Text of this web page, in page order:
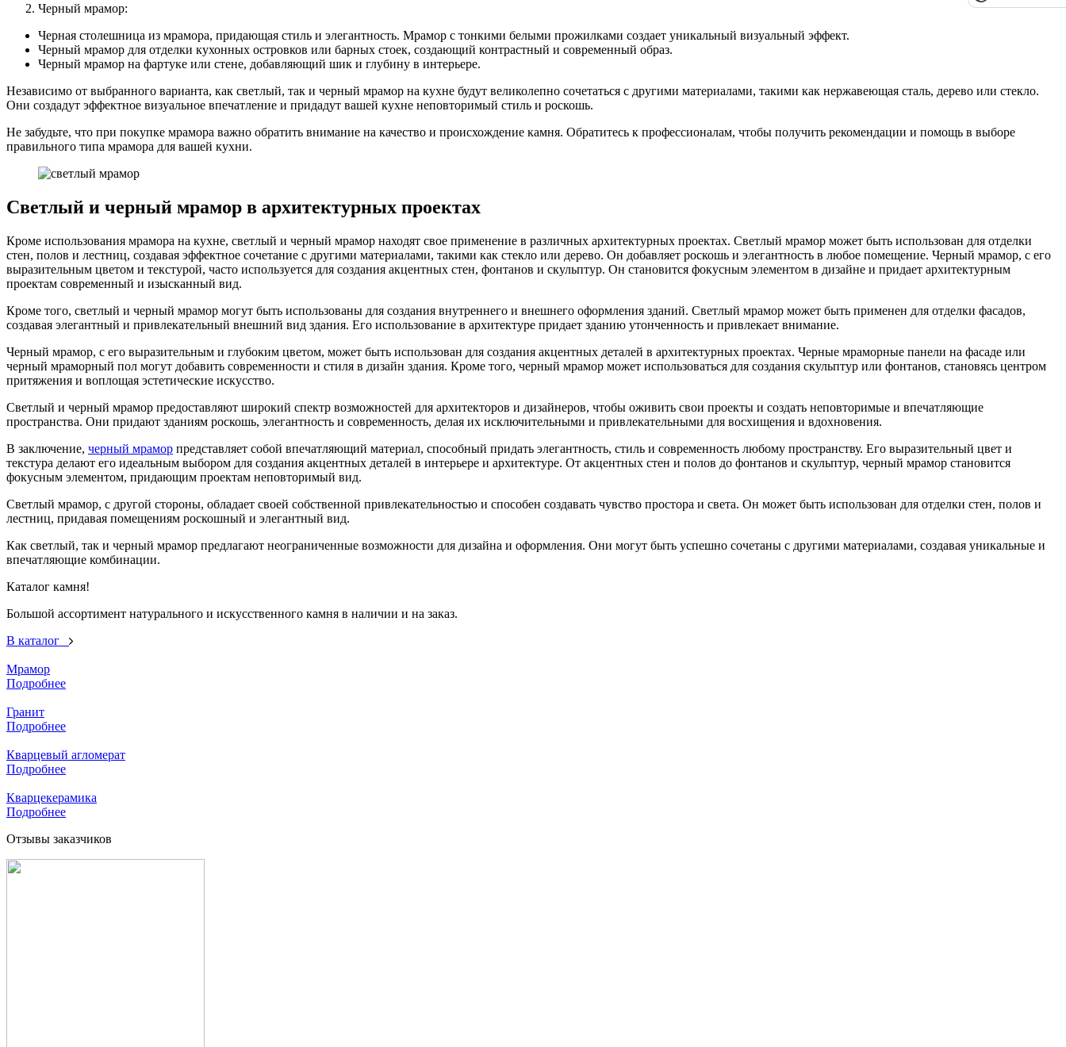
Черный мрамор:
Черная столешница из мрамора, придающая стиль и элегантность. Мрамор с тонкими белыми прожилками создает уникальный визуальный эффект.
Черный мрамор для отделки кухонных островков или барных стоек, создающий контрастный и современный образ.
Черный мрамор на фартуке или стене, добавляющий шик и глубину в интерьере.
Независимо от выбранного варианта, как светлый, так и черный мрамор на кухне будут великолепно сочетаться с другими материалами, такими как нержавеющая сталь, дерево или стекло.
Они создадут эффектное визуальное впечатление и придадут вашей кухне неповторимый стиль и роскошь.
Не забудьте, что при покупке мрамора важно обратить внимание на качество и происхождение камня. Обратитесь к профессионалам, чтобы получить рекомендации и помощь в выборе
правильного типа мрамора для вашей кухни.
Светлый и черный мрамор в архитектурных проектах
Кроме использования мрамора на кухне, светлый и черный мрамор находят свое применение в различных архитектурных проектах. Светлый мрамор может быть использован для отделки
стен, полов и лестниц, создавая эффектное сочетание с другими материалами, такими как стекло или дерево. Он добавляет роскошь и элегантность в любое помещение. Черный мрамор, с его
выразительным цветом и текстурой, часто используется для создания акцентных стен, фонтанов и скульптур. Он становится фокусным элементом в дизайне и придает архитектурным
проектам современный и изысканный вид.
Кроме того, светлый и черный мрамор могут быть использованы для создания внутреннего и внешнего оформления зданий. Светлый мрамор может быть применен для отделки фасадов,
создавая элегантный и привлекательный внешний вид здания. Его использование в архитектуре придает зданию утонченность и привлекает внимание.
Черный мрамор, с его выразительным и глубоким цветом, может быть использован для создания акцентных деталей в архитектурных проектах. Черные мраморные панели на фасаде или
черный мраморный пол могут добавить современности и стиля в дизайн здания. Кроме того, черный мрамор может использоваться для создания скульптур или фонтанов, становясь центром
притяжения и воплощая эстетические искусство.
Светлый и черный мрамор предоставляют широкий спектр возможностей для архитекторов и дизайнеров, чтобы оживить свои проекты и создать неповторимые и впечатляющие
пространства. Они придают зданиям роскошь, элегантность и современность, делая их исключительными и привлекательными для восхищения и вдохновения.
В заключение, черный мрамор представляет собой впечатляющий материал, способный придать элегантность, стиль и современность любому пространству. Его выразительный цвет и
текстура делают его идеальным выбором для создания акцентных деталей в интерьере и архитектуре. От акцентных стен и полов до фонтанов и скульптур, черный мрамор становится
фокусным элементом, придающим проектам неповторимый вид.
Светлый мрамор, с другой стороны, обладает своей собственной привлекательностью и способен создавать чувство простора и света. Он может быть использован для отделки стен, полов и
лестниц, придавая помещениям роскошный и элегантный вид.
Как светлый, так и черный мрамор предлагают неограниченные возможности для дизайна и оформления. Они могут быть успешно сочетаны с другими материалами, создавая уникальные и
впечатляющие комбинации.
Каталог камня!
Большой ассортимент натурального и искусственного камня в наличии и на заказ.
В каталог
Мрамор
Подробнее
Гранит
Подробнее
Кварцевый агломерат
Подробнее
Кварцекерамика
Подробнее
Отзывы заказчиков